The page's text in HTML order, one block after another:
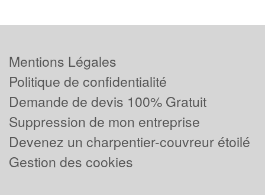
Mentions Légales
Politique de confidentialité
Demande de devis 100% Gratuit
Suppression de mon entreprise
Devenez un charpentier-couvreur étoilé
Gestion des cookies